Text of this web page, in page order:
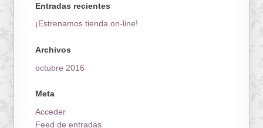
Entradas recientes
¡Estrenamos tienda on-line!
Archivos
octubre 2016
Meta
Acceder
Feed de entradas